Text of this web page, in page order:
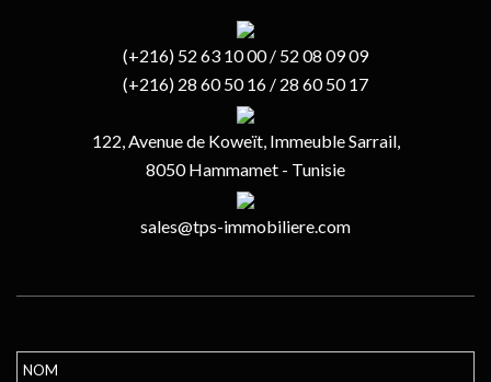
(+216) 52 63 10 00 / 52 08 09 09
(+216) 28 60 50 16 / 28 60 50 17
122, Avenue de Koweït, Immeuble Sarrail,
8050 Hammamet - Tunisie
sales@tps-immobiliere.com